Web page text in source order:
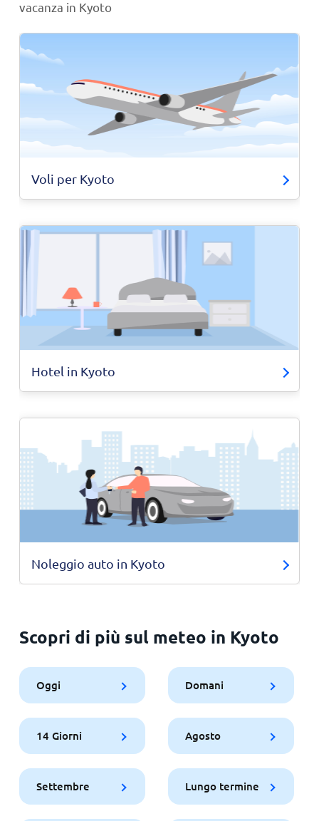
vacanza in Kyoto
Voli per Kyoto
Hotel in Kyoto
Noleggio auto in Kyoto
Scopri di più sul meteo in Kyoto
Oggi Domani
14 Giorni Agosto
Settembre Lungo termine